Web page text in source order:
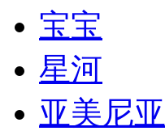
宝宝
星河
亚美尼亚